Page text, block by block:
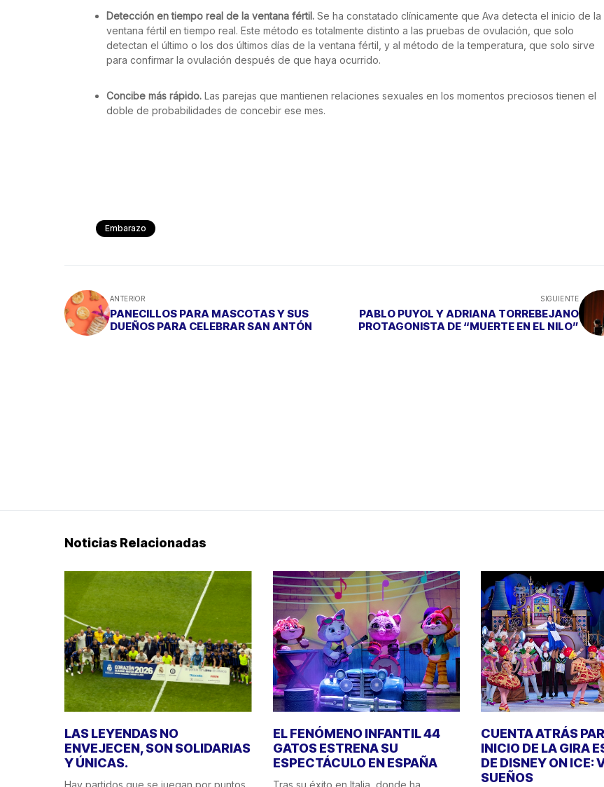
Detección en tiempo real de la ventana fértil. Se ha constatado clínicamente que Ava detecta el inicio de la
ventana fértil en tiempo real. Este método es totalmente distinto a las pruebas de ovulación, que solo
detectan el último o los dos últimos días de la ventana fértil, y al método de la temperatura, que solo sirve
para confirmar la ovulación después de que haya ocurrido.
Concibe más rápido. Las parejas que mantienen relaciones sexuales en los momentos preciosos tienen el
doble de probabilidades de concebir ese mes.
Embarazo
ANTERIOR
PANECILLOS PARA MASCOTAS Y SUS
DUEÑOS PARA CELEBRAR SAN ANTÓN
SIGUIENTE
PABLO PUYOL Y ADRIANA TORREBEJANO
PROTAGONISTA DE “MUERTE EN EL NILO”
Noticias Relacionadas
LAS LEYENDAS NO
ENVEJECEN, SON SOLIDARIAS
Y ÚNICAS.
Hay partidos que se juegan por puntos.
EL FENÓMENO INFANTIL 44
GATOS ESTRENA SU
ESPECTÁCULO EN ESPAÑA
Tras su éxito en Italia, donde ha
CUENTA ATRÁS
INICIO DE LA GIRA
DE DISNEY ON ICE:
SUEÑOS